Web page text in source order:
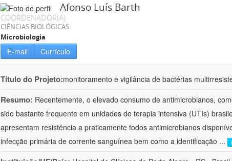
Afonso Luís Barth
COORDENADOR(A)
CIÊNCIAS BIOLÓGICAS
Microbiologia
E-mail Currículo
Título do Projeto:monitoramento e vigilância de bactérias
Resumo: Recentemente, o elevado consumo de antimicrobianos,
sido bastante frequente em unidades de terapia intensiva (UTIs)
apresentam resistência a praticamente todos antimicrobianos
infecção primária de corrente sanguínea bem como a identificação ...